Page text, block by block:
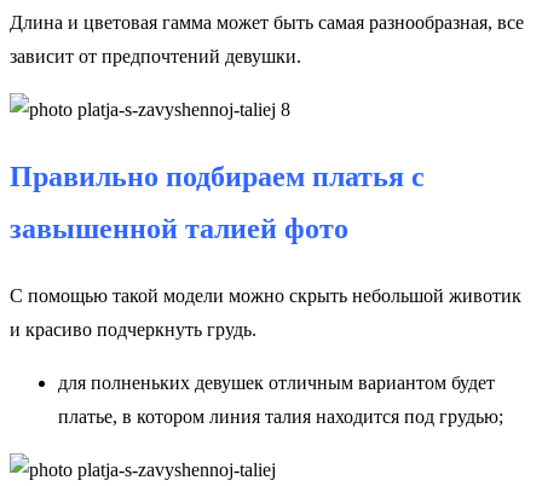
Длина и цветовая гамма может быть самая разнообразная, все
зависит от предпочтений девушки.
Правильно подбираем платья с
завышенной талией фото
С помощью такой модели можно скрыть небольшой животик
и красиво подчеркнуть грудь.
для полненьких девушек отличным вариантом будет
платье, в котором линия талия находится под грудью;